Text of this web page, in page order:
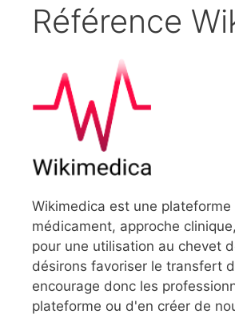
Référence
Wikimedica est une
médicament, approche
pour une utilisation au chevet
désirons favoriser le transfert
encourage donc les
plateforme ou d'en créer de